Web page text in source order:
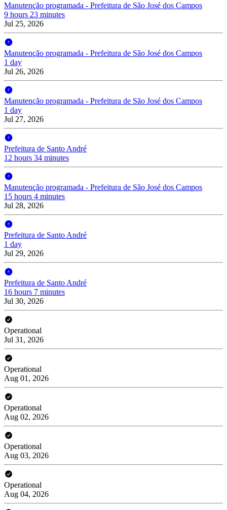
Manutenção programada - Prefeitura de São José dos Campos
9 hours 23 minutes
Jul 25, 2026
Manutenção programada - Prefeitura de São José dos Campos
1 day
Jul 26, 2026
Manutenção programada - Prefeitura de São José dos Campos
1 day
Jul 27, 2026
Prefeitura de Santo André
12 hours 34 minutes
Manutenção programada - Prefeitura de São José dos Campos
15 hours 4 minutes
Jul 28, 2026
Prefeitura de Santo André
1 day
Jul 29, 2026
Prefeitura de Santo André
16 hours 7 minutes
Jul 30, 2026
Operational
Jul 31, 2026
Operational
Aug 01, 2026
Operational
Aug 02, 2026
Operational
Aug 03, 2026
Operational
Aug 04, 2026